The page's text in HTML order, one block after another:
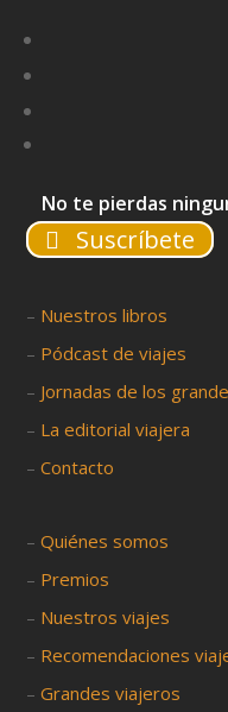
No te pierdas
Suscríbete
– Nuestros libros
– Pódcast de viajes
– Jornadas de los
– La editorial viajera
–Contacto
–Quiénes somos
– Premios
– Nuestros viajes
– Recomendaciones
–Grandes viajeros